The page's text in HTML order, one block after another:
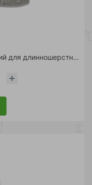
Наполнитель ТИП-ТОП гигиенический для длинношерстных 15л/1